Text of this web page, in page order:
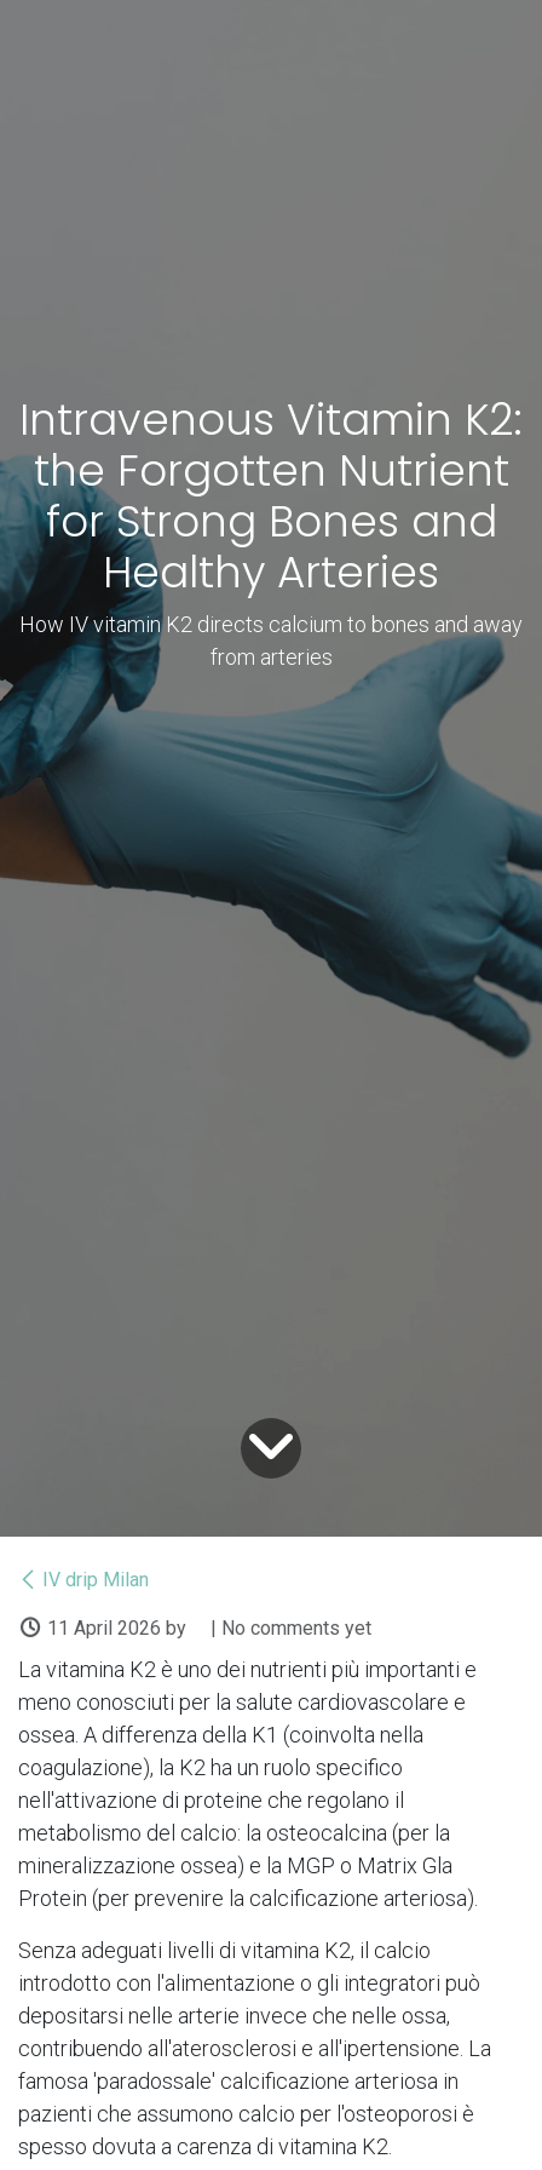
Intravenous Vitamin K2:
the Forgotten Nutrient
for Strong Bones and
Healthy Arteries
How IV vitamin K2 directs calcium to bones and away
from arteries
IV drip Milan
11 April 2026 by | No comments yet
La vitamina K2 è uno dei nutrienti più importanti e
meno conosciuti per la salute cardiovascolare e
ossea. A differenza della K1 (coinvolta nella
coagulazione), la K2 ha un ruolo specifico
nell'attivazione di proteine che regolano il
metabolismo del calcio: la osteocalcina (per la
mineralizzazione ossea) e la MGP o Matrix Gla
Protein (per prevenire la calcificazione arteriosa).
Senza adeguati livelli di vitamina K2, il calcio
introdotto con l'alimentazione o gli integratori può
depositarsi nelle arterie invece che nelle ossa,
contribuendo all'aterosclerosi e all'ipertensione. La
famosa 'paradossale' calcificazione arteriosa in
pazienti che assumono calcio per l'osteoporosi è
spesso dovuta a carenza di vitamina K2.